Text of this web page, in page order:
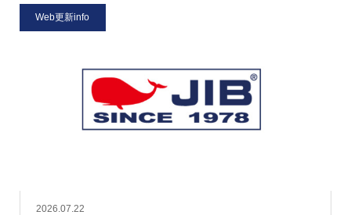
2026.07.22
Web更新info